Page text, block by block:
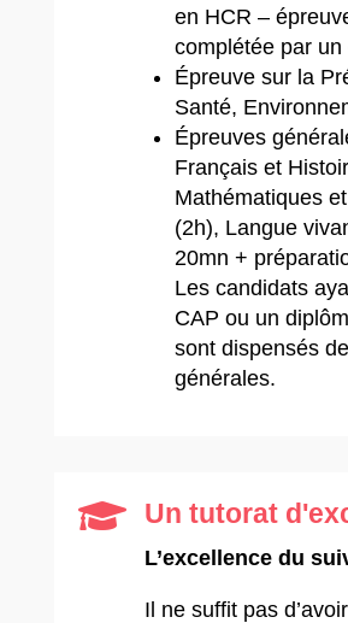
en HCR –
complétée par un
Épreuve sur la
Santé,
Épreuves
Français et
Mathématiques
(2h), Langue
20mn +
Les candidats
CAP ou un
sont dispensés
générales.
 Un tutorat
L’excellence du
Il ne suffit pas